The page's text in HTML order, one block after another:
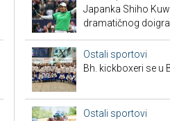
Japanka Shiho
dramatičnog
Ostali sportovi
Bh. kickboxeri se u
Ostali sportovi